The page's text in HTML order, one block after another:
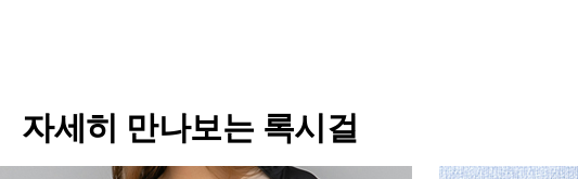
자세히 만나보는 록시걸